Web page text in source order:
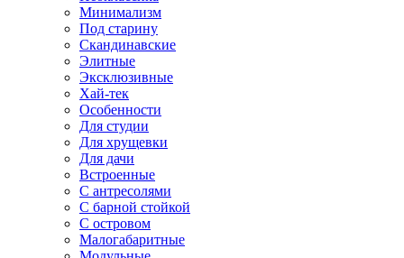
Минимализм
Под старину
Скандинавские
Элитные
Эксклюзивные
Хай-тек
Особенности
Для студии
Для хрущевки
Для дачи
Встроенные
С антресолями
С барной стойкой
С островом
Малогабаритные